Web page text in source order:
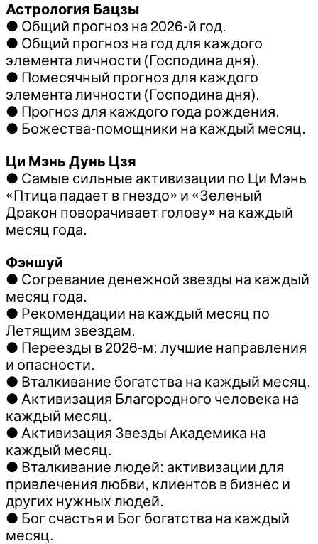
Астрология Бацзы
● Общий прогноз на 2026-й год.
● Общий прогноз на год для каждого
элемента личности (Господина дня).
● Помесячный прогноз для каждого
элемента личности (Господина дня).
● Прогноз для каждого года рождения.
● Божества-помощники на каждый месяц.
Ци Мэнь Дунь Цзя
● Самые сильные активизации по Ци Мэнь
«Птица падает в гнездо» и «Зеленый
Дракон поворачивает голову» на каждый
месяц года.
Фэншуй
● Согревание денежной звезды на каждый
месяц года.
● Рекомендации на каждый месяц по
Летящим звездам.
● Переезды в 2026-м: лучшие направления
и опасности.
● Вталкивание богатства на каждый месяц.
● Активизация Благородного человека на
каждый месяц.
● Активизация Звезды Академика на
каждый месяц.
● Вталкивание людей: активизации для
привлечения любви, клиентов в бизнес и
других нужных людей.
● Бог счастья и Бог богатства на каждый
месяц.